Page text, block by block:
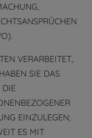
VERARBEITET,
SIE DAS
DIE
EINZULEGEN;
ES MIT